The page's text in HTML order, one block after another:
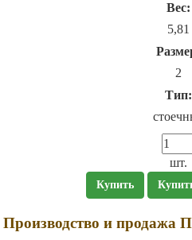
Вес:
5,81
2
Тип:
шт.
Купить
Производство и продажа